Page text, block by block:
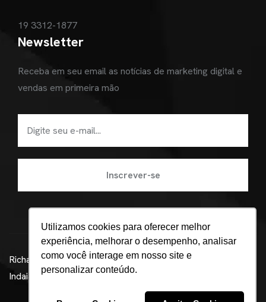
Utilizamos cookies para oferecer melhor
experiência, melhorar o desempenho, analisar
como você interage em nosso site e
personalizar conteúdo.
19 3312-1877
Newsletter
Receba em seu email as notícias de marketing digital e
vendas em primeira mão
Richard Alquati ©Agência de marketing digital em
Indaiatuba - Beatz